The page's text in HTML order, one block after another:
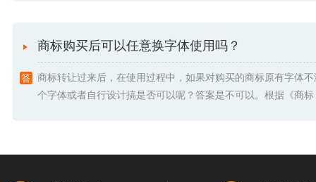
商标购买后可以任意换字体使用吗？
商标转让过来后，在使用过程中，如果对购买的商标原有字体
个字体或者自行设计搞是否可以呢？答案是不可以。根据《商